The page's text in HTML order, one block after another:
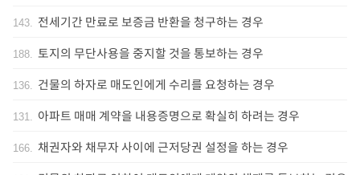
143. 전세기간 만료로 보증금 반환을 청구하는 경우
188. 토지의 무단사용을 중지할 것을 통보하는 경우
136. 건물의 하자로 매도인에게 수리를 요청하는 경우
131. 아파트 매매 계약을 내용증명으로 확실히 하려는 경우
166. 채권자와 채무자 사이에 근저당권 설정을 하는 경우